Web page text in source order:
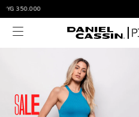
ENVÍO GRATIS EN
